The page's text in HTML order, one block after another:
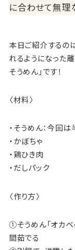
に合わせて無理
本日ご紹介するの
れるようになった
そうめん」です！
〈材料〉
・そうめん：今回
・かぼちゃ
・鶏ひき肉
・だしパック
〈作り方〉
①そうめん「オカ
間茹でる